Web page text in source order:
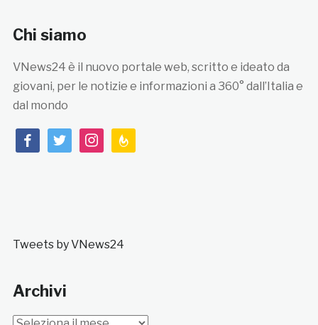
Chi siamo
VNews24 è il nuovo portale web, scritto e ideato da
giovani, per le notizie e informazioni a 360° dall’Italia e
dal mondo
facebooktwitterinstagramfeedburner
Tweets by VNews24
Archivi